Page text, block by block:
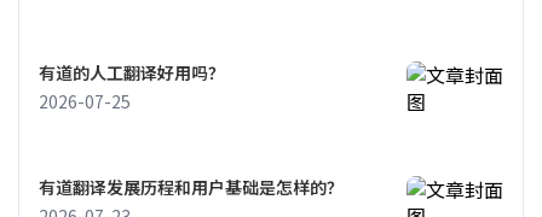
有道的人工翻译好用吗？
2026-07-25
有道翻译发展历程和用户基础是怎样的？